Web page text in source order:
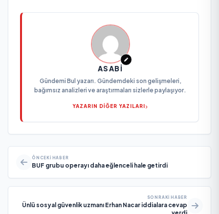
ASABI
Gündemi Bul yazarı. Gündemdeki son gelişmeleri,
bağımsız analizleri ve araştırmaları sizlerle paylaşıyor.
YAZARIN DİĞER YAZILARI
ÖNCEKI HABER
BUF grubu operayı daha eğlenceli hale getirdi
SONRAKI HABER
Ünlü sosyal güvenlik uzmanı Erhan Nacar iddialara cevap